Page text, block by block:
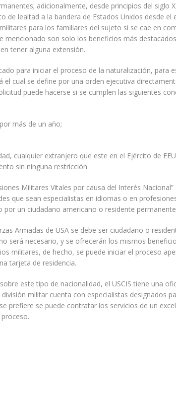
adicionalmente, desde principios del siglo
de lealtad a la bandera de Estados Unidos desde el
para los familiares del sujeto si se cae en
son solo los beneficios más
tener alguna extensión.
para iniciar el proceso de la naturalización, para
cual se define por una orden ejecutiva
puede hacerse si se cumplen las siguientes
más de un año;
cualquier extranjero que este en el Ejército de
sin ninguna restricción.
Militares Vitales por causa del Interés Nacional”
que sean especialistas en idiomas o en
un ciudadano americano o residente
Armadas de USA se debe ser ciudadano o
será necesario, y se ofrecerán los mismos
militares, de hecho, se puede iniciar el proceso
tarjeta de residencia.
este tipo de nacionalidad, el USCIS tiene una
militar cuenta con especialistas designados
prefiere se puede contratar los servicios de un